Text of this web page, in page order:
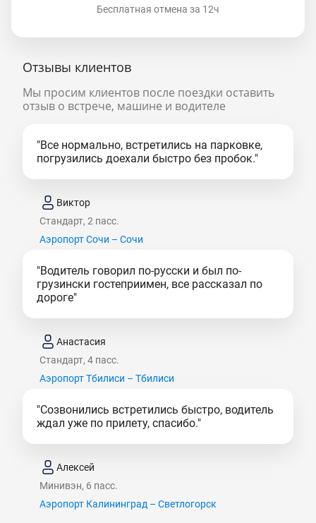
Бесплатная отмена за 12ч
Отзывы клиентов
Мы просим клиентов после поездки оставить
отзыв о встрече, машине и водителе
"Все нормально, встретились на парковке,
погрузились доехали быстро без пробок."
Виктор
Стандарт, 2 пасс.
Аэропорт Сочи – Сочи
"Водитель говорил по-русски и был по-
грузински гостеприимен, все рассказал по
дороге"
Анастасия
Стандарт, 4 пасс.
Аэропорт Тбилиси – Тбилиси
"Созвонились встретились быстро, водитель
ждал уже по прилету, спасибо."
Алексей
Минивэн, 6 пасс.
Аэропорт Калининград – Светлогорск